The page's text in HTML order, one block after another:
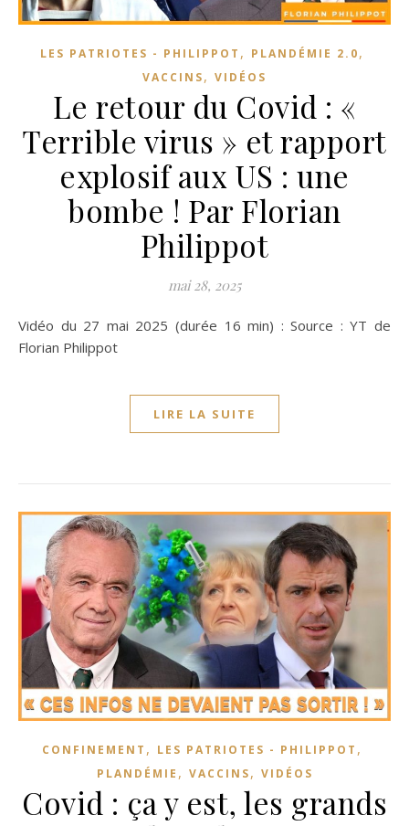
LES PATRIOTES - PHILIPPOT , PLANDÉMIE 2.0,
VACCINS, VIDÉOS
Le retour du Covid : «
Terrible virus » et rapport
explosif aux US : une
bombe ! Par Florian
Philippot
mai 28, 2025
Vidéo du 27 mai 2025 (durée 16 min) : Source : YT de
Florian Philippot
LIRE LA SUITE
CONFINEMENT , LES PATRIOTES - PHILIPPOT ,
PLANDÉMIE , VACCINS, VIDÉOS
Covid : ça y est, les grands